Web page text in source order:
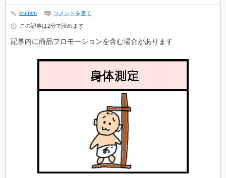
ikumen コメントを書く
この記事は2分で読めます
記事内に商品プロモーションを含む場合があります